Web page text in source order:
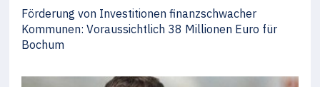
Förderung von Investitionen finanzschwacher
Kommunen: Voraussichtlich 38 Millionen Euro für
Bochum